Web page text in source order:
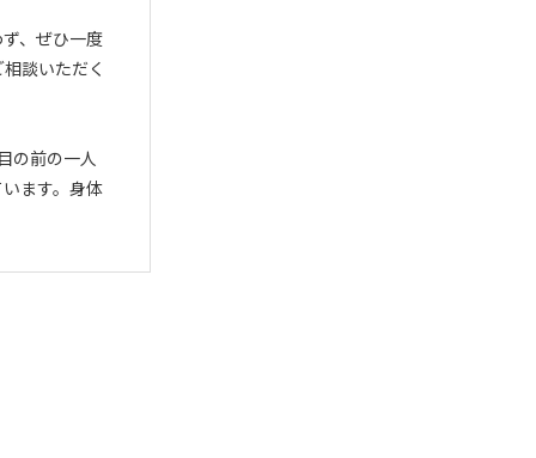
、ぜひ一度
談いただく
の前の一人
ます。身体